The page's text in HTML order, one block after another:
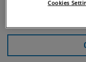
Cookies